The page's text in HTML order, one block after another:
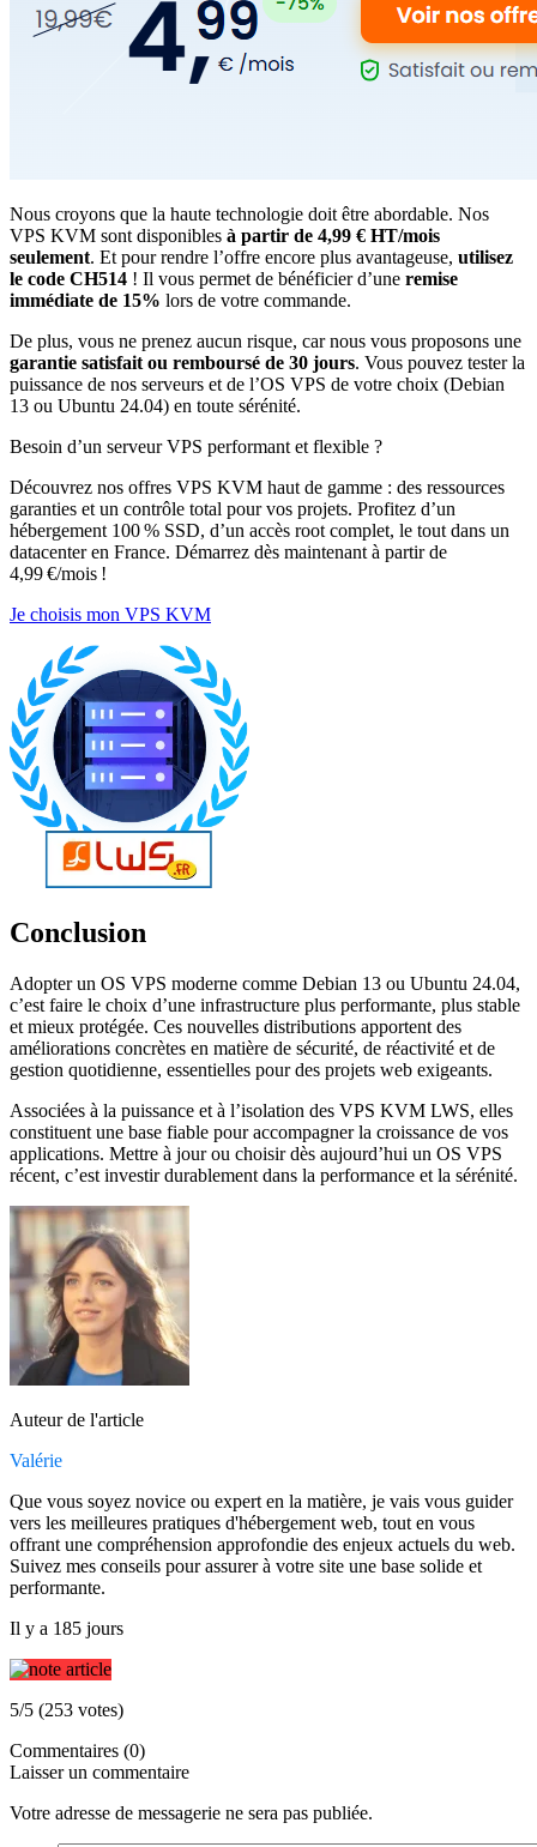
Nous croyons que la haute technologie doit être abordable. Nos
VPS KVM sont disponibles à partir de 4,99 € HT/mois
seulement. Et pour rendre l’offre encore plus avantageuse, utilisez
le code CH514 ! Il vous permet de bénéficier d’une remise
immédiate de 15% lors de votre commande.
De plus, vous ne prenez aucun risque, car nous vous proposons une
garantie satisfait ou remboursé de 30 jours. Vous pouvez tester la
puissance de nos serveurs et de l’OS VPS de votre choix (Debian
13 ou Ubuntu 24.04) en toute sérénité.
Besoin d’un serveur VPS performant et flexible ?
Découvrez nos offres VPS KVM haut de gamme : des ressources
garanties et un contrôle total pour vos projets. Profitez d’un
hébergement 100 % SSD, d’un accès root complet, le tout dans un
datacenter en France. Démarrez dès maintenant à partir de
4,99 €/mois !
Je choisis mon VPS KVM
Conclusion
Adopter un OS VPS moderne comme Debian 13 ou Ubuntu 24.04,
c’est faire le choix d’une infrastructure plus performante, plus stable
et mieux protégée. Ces nouvelles distributions apportent des
améliorations concrètes en matière de sécurité, de réactivité et de
gestion quotidienne, essentielles pour des projets web exigeants.
Associées à la puissance et à l’isolation des VPS KVM LWS, elles
constituent une base fiable pour accompagner la croissance de vos
applications. Mettre à jour ou choisir dès aujourd’hui un OS VPS
récent, c’est investir durablement dans la performance et la sérénité.
Auteur de l'article
Valérie
Que vous soyez novice ou expert en la matière, je vais vous guider
vers les meilleures pratiques d'hébergement web, tout en vous
offrant une compréhension approfondie des enjeux actuels du web.
Suivez mes conseils pour assurer à votre site une base solide et
performante.
Il y a 185 jours
5/5 (253 votes)
Commentaires (0)
Laisser un commentaire
Votre adresse de messagerie ne sera pas publiée.